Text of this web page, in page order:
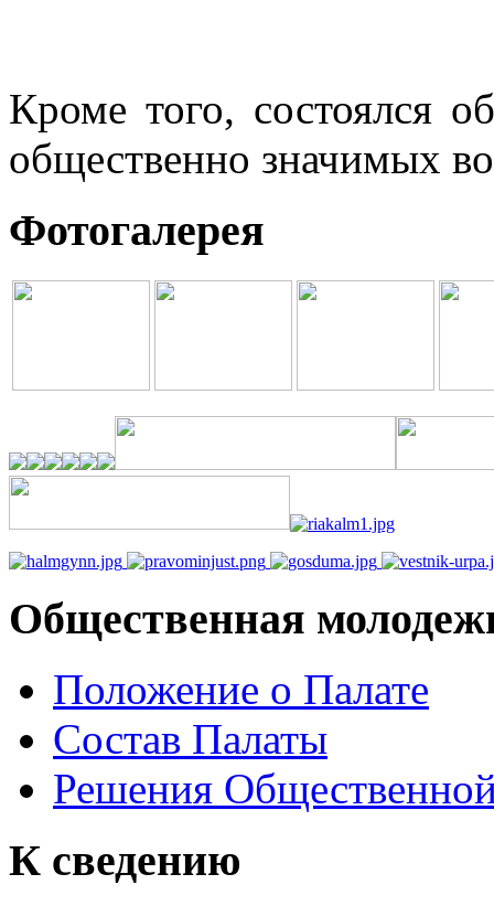
Кроме того, состоялся
общественно значимых
Фотогалерея
Общественная
Положение о Палате
Состав Палаты
Решения
К сведению